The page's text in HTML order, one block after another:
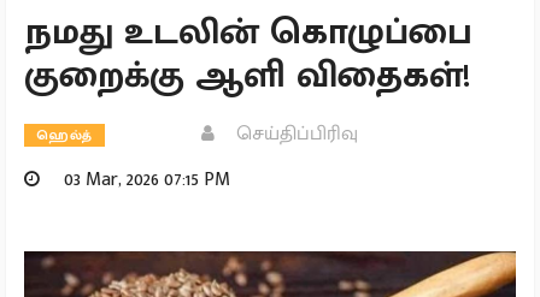
நமது உடலின் கொழுப்பை
குறைக்கு ஆளி விதைகள்!
ஹெல்த்
செய்திப்பிரிவு
03 Mar, 2026 07:15 PM